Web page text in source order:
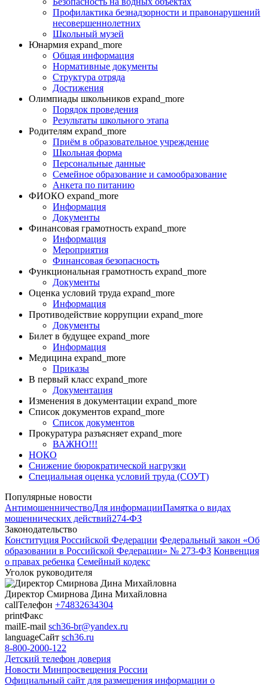
Профилактика безнадзорности и правонарушений
несовершеннолетних
Школьный музей
Юнармия expand_more
Общая информация
Нормативные документы
Структура отряда
Достижения
Олимпиады школьников expand_more
Порядок проведения
Результаты школьного этапа
Родителям expand_more
Приём в образовательное учреждение
Школьная форма
Персональные данные
Семейное образование и самообразование
Анкета по питанию
ФИОКО expand_more
Информация
Документы
Финансовая грамотность expand_more
Информация
Мероприятия
Финансовая безопасность
Функциональная грамотность expand_more
Документы
Оценка условий труда expand_more
Информация
Противодействие коррупции expand_more
Документы
Билет в будущее expand_more
Информация
Медицина expand_more
Приказы
В первый класс expand_more
Документация
Изменения в документации expand_more
Список документов expand_more
Список документов
Прокуратура разъясняет expand_more
ВАЖНО!!!
НОКО
Снижение бюрократической нагрузки
Специальная оценка условий труда (СОУТ)
Популярные новости
АнтимошенничествоДля информацииПамятка о видах
мошеннических действий274-ФЗ
Законодательство
Конституция Российской Федерации Федеральный закон «Об
образовании в Российской Федерации» № 273-ФЗ Конвенция
о правах ребенка Семейный кодекс
Уголок руководителя
Директор Смирнова Дина Михайловна
callТелефон +74832634304
printФакс
mailE-mail sch36-br@yandex.ru
languageСайт sch36.ru
8-800-2000-122
Детский телефон доверия
Новости Минпросвещения России
Официальный сайт для размещения информации о